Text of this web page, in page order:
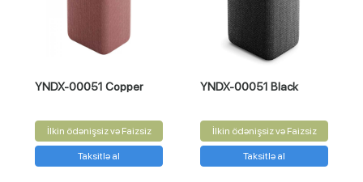
YNDX-00051 Copper
İlkin ödənişsiz və Faizsiz
Taksitlə al
YNDX-00051 Black
İlkin ödənişsiz və Faizsiz
Taksitlə al